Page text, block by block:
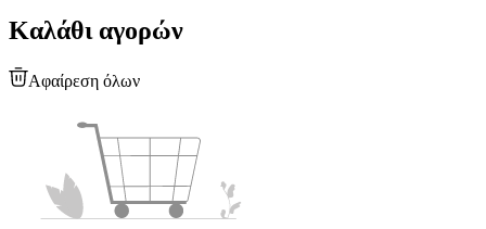
Καλάθι αγορών
Αφαίρεση όλων